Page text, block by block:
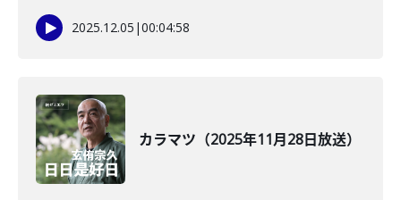
2025.12.05 |00:04:58
カラマツ（2025年11月28日放送）